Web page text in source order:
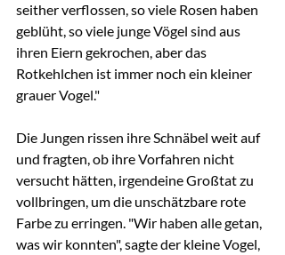
seither verflossen, so viele Rosen haben
geblüht, so viele junge Vögel sind aus
ihren Eiern gekrochen, aber das
Rotkehlchen ist immer noch ein kleiner
grauer Vogel."
Die Jungen rissen ihre Schnäbel weit auf
und fragten, ob ihre Vorfahren nicht
versucht hätten, irgendeine Großtat zu
vollbringen, um die unschätzbare rote
Farbe zu erringen. "Wir haben alle getan,
was wir konnten", sagte der kleine Vogel,